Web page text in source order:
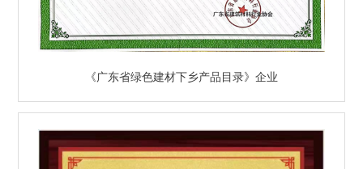
《广东省绿色建材下乡产品目录》企业